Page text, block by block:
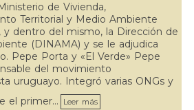
de Vivienda,
Territorial y Medio Ambiente
y dentro del mismo, la Dirección de
(DINAMA) y se le adjudica
Pepe Porta y «El Verde» Pepe
del movimiento
uruguayo. Integró varias ONGs y
el primer…
Leer más